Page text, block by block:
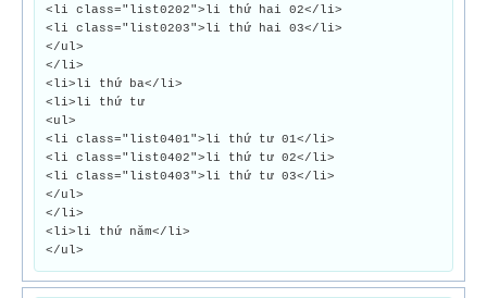
<li class="list0202">li thứ hai 02</li>
<li class="list0203">li thứ hai 03</li>
</ul>
</li>
<li>li thứ ba</li>
<li>li thứ tư
<ul>
<li class="list0401">li thứ tư 01</li>
<li class="list0402">li thứ tư 02</li>
<li class="list0403">li thứ tư 03</li>
</ul>
</li>
<li>li thứ năm</li>
</ul>